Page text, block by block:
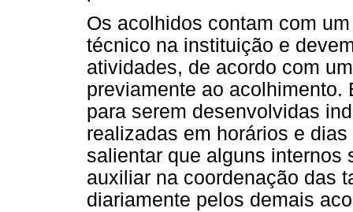
Os acolhidos contam com
técnico na instituição e
atividades, de acordo com
previamente ao
para serem desenvolvidas
realizadas em horários e
salientar que alguns internos
auxiliar na coordenação das
diariamente pelos demais